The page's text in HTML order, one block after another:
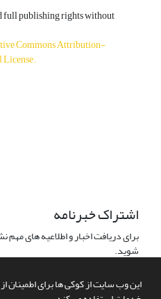
این وب سایت از کوکی ها برای اطمینان از
full publishing rights without
Commons Attribution-
.
اشتراک خبرنامه
برای دریافت اخبار و اطلاعیه های
شوید.